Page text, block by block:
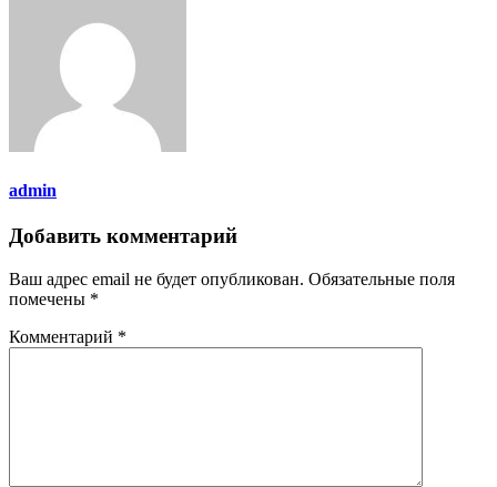
admin
Добавить комментарий
Ваш адрес email не будет опубликован. Обязательные поля
помечены *
Комментарий *